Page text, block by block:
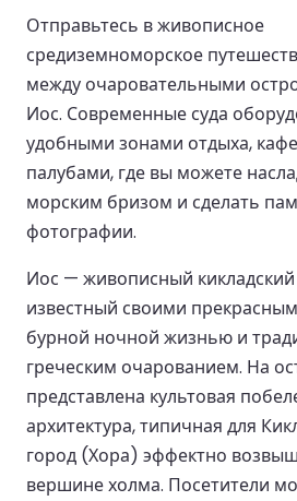
Отправьтесь в живописное
средиземноморское
между очаровательными
Иос. Современные суда
удобными зонами отдыха,
палубами, где вы можете
морским бризом и сделать
фотографии.
Иос — живописный кикладский
известный своими
бурной ночной жизнью и
греческим очарованием. На
представлена культовая
архитектура, типичная для
город (Хора) эффектно
вершине холма. Посетители